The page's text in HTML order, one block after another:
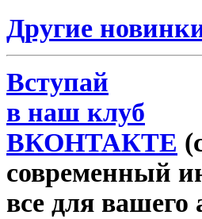
Другие
Вступай
в наш клуб
ВКОНТАКТЕ
современный
все для вашего